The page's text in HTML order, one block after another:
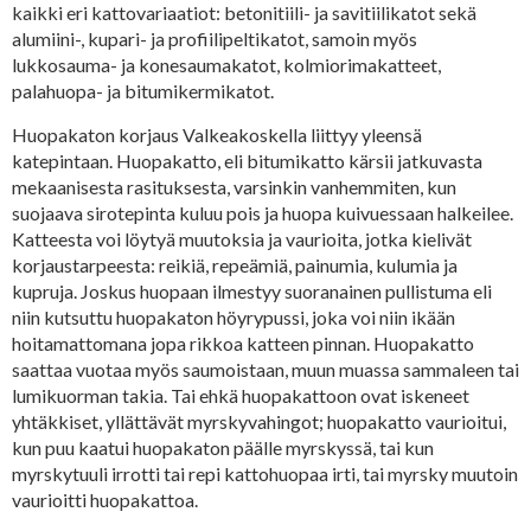
kaikki eri kattovariaatiot: betonitiili- ja savitiilikatot sekä
alumiini-, kupari- ja profiilipeltikatot, samoin myös
lukkosauma- ja konesaumakatot, kolmiorimakatteet,
palahuopa- ja bitumikermikatot.
Huopakaton korjaus Valkeakoskella liittyy yleensä
katepintaan. Huopakatto, eli bitumikatto kärsii jatkuvasta
mekaanisesta rasituksesta, varsinkin vanhemmiten, kun
suojaava sirotepinta kuluu pois ja huopa kuivuessaan halkeilee.
Katteesta voi löytyä muutoksia ja vaurioita, jotka kielivät
korjaustarpeesta: reikiä, repeämiä, painumia, kulumia ja
kupruja. Joskus huopaan ilmestyy suoranainen pullistuma eli
niin kutsuttu huopakaton höyrypussi, joka voi niin ikään
hoitamattomana jopa rikkoa katteen pinnan. Huopakatto
saattaa vuotaa myös saumoistaan, muun muassa sammaleen tai
lumikuorman takia. Tai ehkä huopakattoon ovat iskeneet
yhtäkkiset, yllättävät myrskyvahingot; huopakatto vaurioitui,
kun puu kaatui huopakaton päälle myrskyssä, tai kun
myrskytuuli irrotti tai repi kattohuopaa irti, tai myrsky muutoin
vaurioitti huopakattoa.